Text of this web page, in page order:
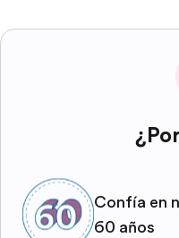
Confía en
60 años